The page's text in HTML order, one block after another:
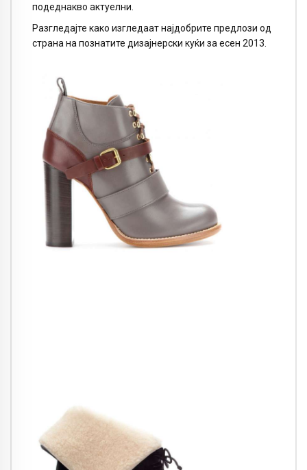
подеднакво актуелни.
Разгледајте како изгледаат најдобрите предлози од
страна на познатите дизајнерски куќи за есен 2013.